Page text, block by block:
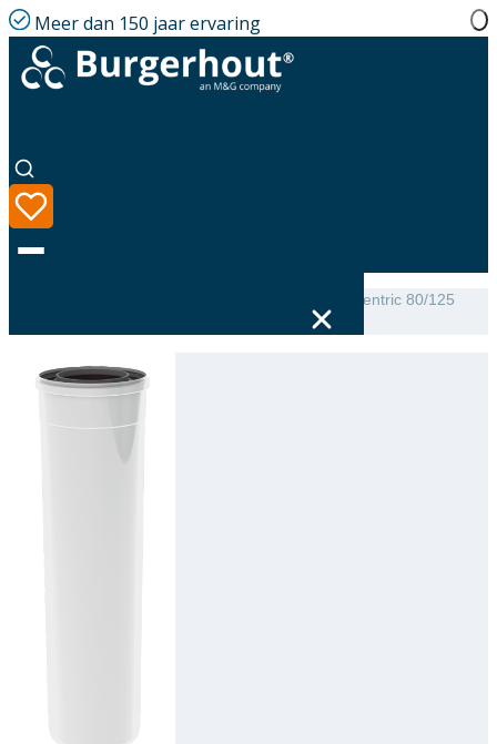
Meer dan 150 jaar ervaring
Taal
Assortiment
TwinSafe Extension PP Concentric 80/125